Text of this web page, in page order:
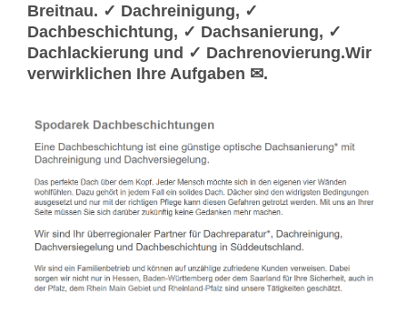
Breitnau. ✓ Dachreinigung, ✓
Dachbeschichtung, ✓ Dachsanierung, ✓
Dachlackierung und ✓ Dachrenovierung.Wir
verwirklichen Ihre Aufgaben ✉.